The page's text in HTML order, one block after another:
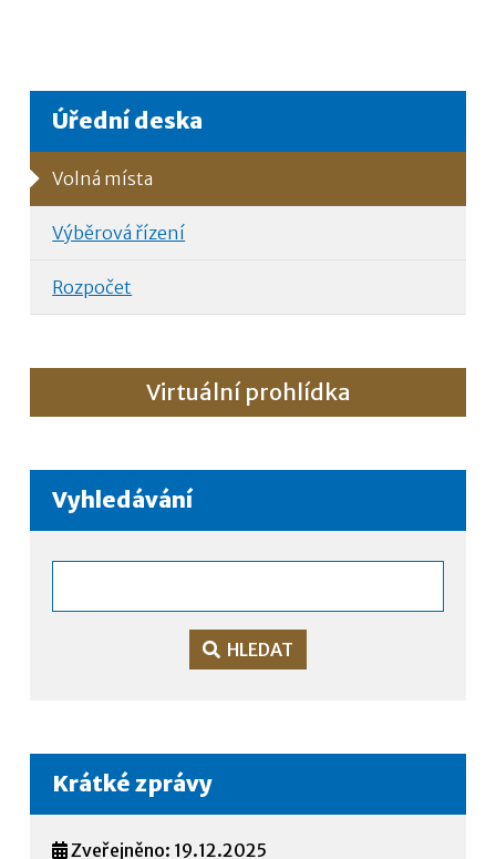
Úřední deska
Volná místa
Výběrová řízení
Rozpočet
Virtuální prohlídka
Vyhledávání
HLEDAT
Krátké zprávy
Zveřejněno: 19.12.2025